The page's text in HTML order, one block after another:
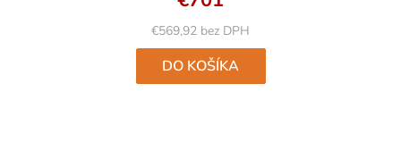
z
5
hviezdičiek.
€569,92 bez DPH
DO KOŠÍKA